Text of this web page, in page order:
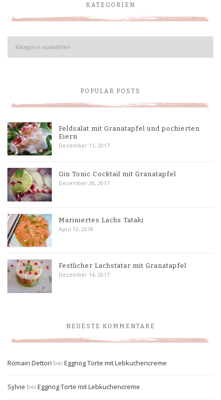
KATEGORIEN
Kategorien
POPULAR POSTS
Feldsalat mit Granatapfel und pochierten
Eiern
Dezember 11, 2017
Gin Tonic Cocktail mit Granatapfel
Dezember 30, 2017
Mariniertes Lachs Tataki
April 13, 2018
Festlicher Lachstatar mit Granatapfel
Dezember 14, 2017
NEUESTE KOMMENTARE
Romain Dettori bei Eggnog Torte mit Lebkuchencreme
Sylvie bei Eggnog Torte mit Lebkuchencreme